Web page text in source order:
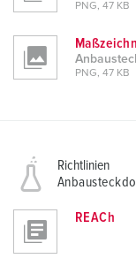
PNG, 47 KB
PNG, 47 KB
Richtlinien
REACh